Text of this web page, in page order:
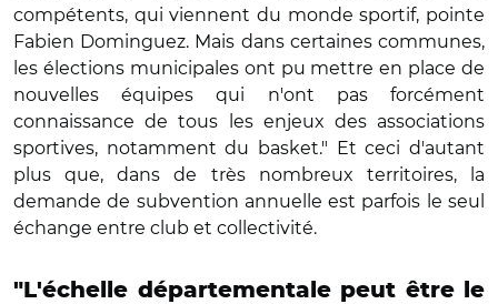
compétents, qui viennent du monde sportif, pointe
Fabien Dominguez. Mais dans certaines communes,
les élections municipales ont pu mettre en place de
nouvelles équipes qui n'ont pas forcément
connaissance de tous les enjeux des associations
sportives, notamment du basket." Et ceci d'autant
plus que, dans de très nombreux territoires, la
demande de subvention annuelle est parfois le seul
échange entre club et collectivité.
"L'échelle départementale peut être le